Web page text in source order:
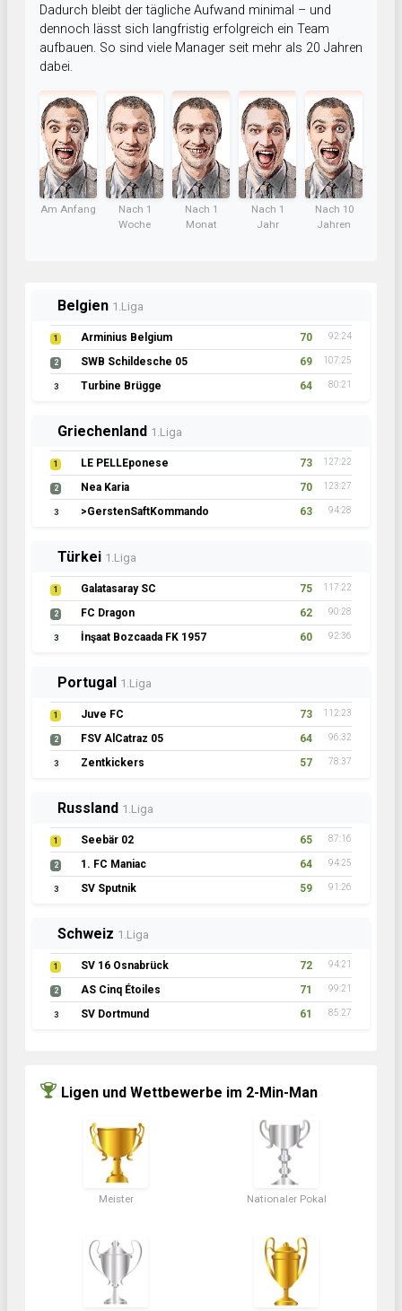
Dadurch bleibt der tägliche Aufwand minimal – und
dennoch lässt sich langfristig erfolgreich ein Team
aufbauen. So sind viele Manager seit mehr als 20 Jahren
dabei.
Am Anfang
Nach 1
Woche
Nach 1
Monat
Nach 1
Jahr
Nach 10
Jahren
Belgien 1.Liga
1 Arminius Belgium 70 92:24
2 SWB Schildesche 05 69 107:25
3 Turbine Brügge 64 80:21
Griechenland 1.Liga
1 LE PELLEponese 73 127:22
2 Nea Karia 70 123:27
3 >GerstenSaftKommando 63 94:28
Türkei 1.Liga
1 Galatasaray SC 75 117:22
2 FC Dragon 62 90:28
3 İnşaat Bozcaada FK 1957 60 92:36
Portugal 1.Liga
1 Juve FC 73 112:23
2 FSV AlCatraz 05 64 96:32
3 Zentkickers 57 78:37
Russland 1.Liga
1 Seebär 02 65 87:16
2 1. FC Maniac 64 94:25
3 SV Sputnik 59 91:26
Schweiz 1.Liga
1 SV 16 Osnabrück 72 94:21
2 AS Cinq Étoiles 71 99:21
3 SV Dortmund 61 85:27
Ligen und Wettbewerbe im 2-Min-Man
Meister Nationaler Pokal